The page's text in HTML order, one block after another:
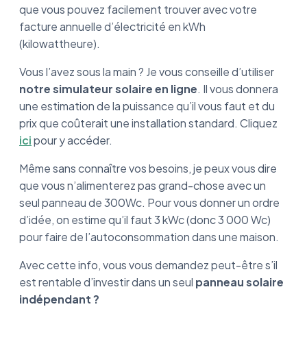
que vous pouvez facilement trouver avec votre
facture annuelle d’électricité en kWh
(kilowattheure).
Vous l’avez sous la main ? Je vous conseille d’utiliser
notre simulateur solaire en ligne. Il vous donnera
une estimation de la puissance qu’il vous faut et du
prix que coûterait une installation standard. Cliquez
icipour y accéder.
Même sans connaître vos besoins, je peux vous dire
que vous n’alimenterez pas grand-chose avec un
seul panneau de 300Wc. Pour vous donner un ordre
d’idée, on estime qu’il faut 3 kWc (donc 3 000 Wc)
pour faire de l’autoconsommation dans une maison.
Avec cette info, vous vous demandez peut-être s’il
est rentable d’investir dans un seul panneau solaire
indépendant ?